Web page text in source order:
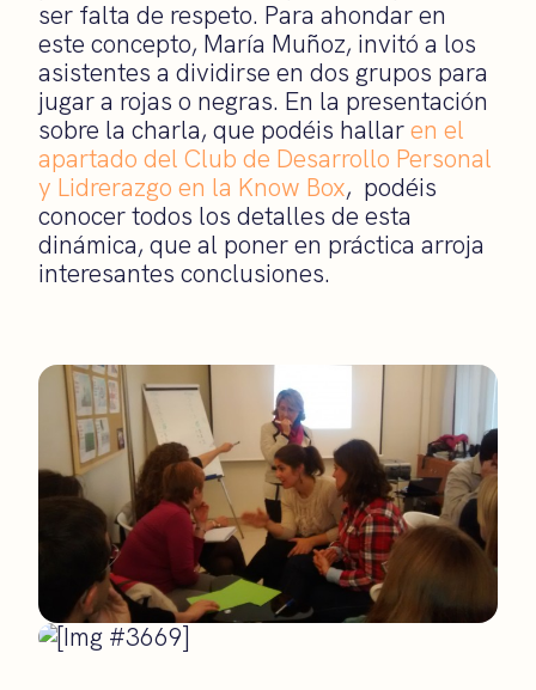
ser falta de respeto. Para ahondar en
este concepto, María Muñoz, invitó a los
asistentes a dividirse en dos grupos para
jugar a rojas o negras. En la presentación
sobre la charla, que podéis hallaren el
apartado del Club de Desarrollo Personal
y Lidrerazgo en la Know Box, podéis
conocer todos los detalles de esta
dinámica, que al poner en práctica arroja
interesantes conclusiones.